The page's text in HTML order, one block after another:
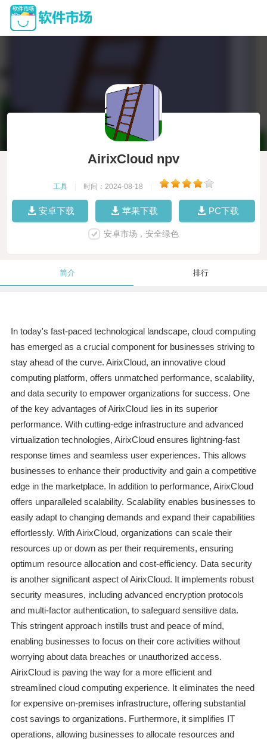
AirixCloud npv
工具 时间：2024-08-18
安卓下载 苹果下载 PC下载
安卓市场，安全绿色
简介 排行
In today's fast-paced technological landscape, cloud computing
has emerged as a crucial component for businesses striving to
stay ahead of the curve. AirixCloud, an innovative cloud
computing platform, offers unmatched performance, scalability,
and data security to empower organizations for success. One
of the key advantages of AirixCloud lies in its superior
performance. With cutting-edge infrastructure and advanced
virtualization technologies, AirixCloud ensures lightning-fast
response times and seamless user experiences. This allows
businesses to enhance their productivity and gain a competitive
edge in the marketplace. In addition to performance, AirixCloud
offers unparalleled scalability. Scalability enables businesses to
easily adapt to changing demands and expand their capabilities
effortlessly. With AirixCloud, organizations can scale their
resources up or down as per their requirements, ensuring
optimum resource allocation and cost-efficiency. Data security
is another significant aspect of AirixCloud. It implements robust
security measures, including advanced encryption protocols
and multi-factor authentication, to safeguard sensitive data.
This stringent approach instills trust and peace of mind,
enabling businesses to focus on their core activities without
worrying about data breaches or unauthorized access.
AirixCloud is paving the way for a more efficient and
streamlined cloud computing experience. It eliminates the need
for expensive on-premises infrastructure, offering substantial
cost savings to organizations. Furthermore, it simplifies IT
operations, allowing businesses to allocate resources and